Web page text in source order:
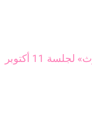
11 أكتوبر